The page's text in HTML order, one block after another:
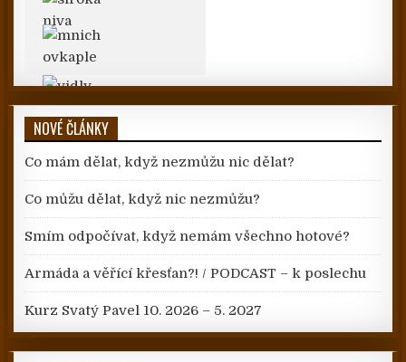
NOVÉ ČLÁNKY
Co mám dělat, když nezmůžu nic dělat?
Co můžu dělat, když nic nezmůžu?
Smím odpočívat, když nemám všechno hotové?
Armáda a věřící křesťan?! / PODCAST – k poslechu
Kurz Svatý Pavel 10. 2026 – 5. 2027